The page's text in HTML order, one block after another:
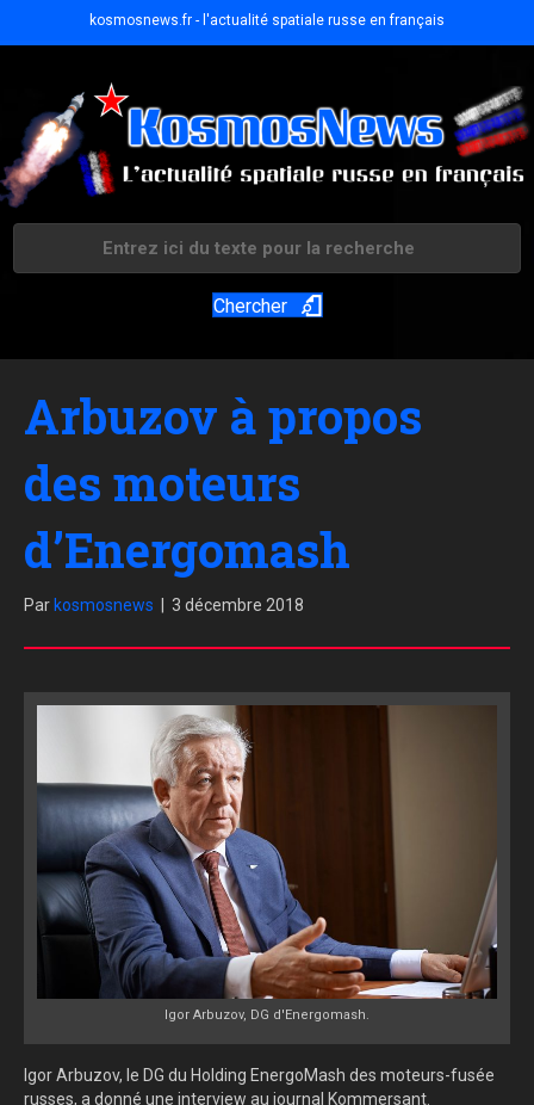
kosmosnews.fr - l'actualité spatiale russe en français
Chercher
Arbuzov à propos
des moteurs
d’Energomash
Par kosmosnews 3 décembre 2018
Igor Arbuzov, DG d'Energomash.
Igor Arbuzov, le DG du Holding EnergoMash des moteurs-fusée
russes, a donné une interview au journal Kommersant.